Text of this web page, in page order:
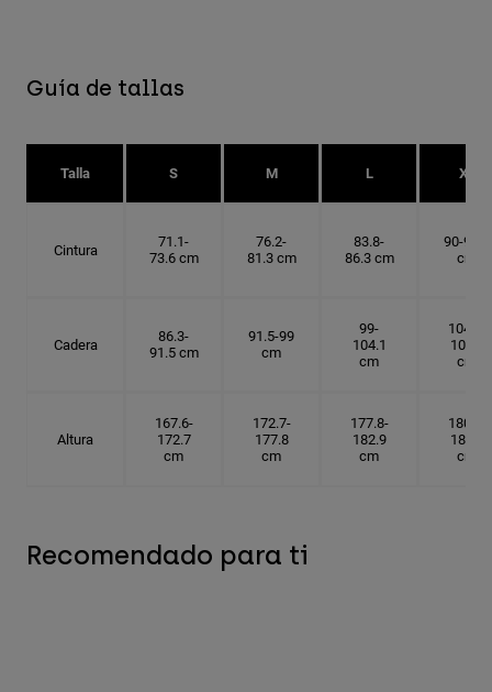
Bolsas y Mochilas
Ver todo
Guía de tallas
Talla S M L XL
Cintura
71.1-
73.6 cm
76.2-
81.3 cm
83.8-
86.3 cm
90-91.4
cm
Cadera
86.3-
91.5 cm
91.5-99
cm
99-
104.1
cm
104.1-
109.2
cm
Altura
167.6-
172.7
cm
172.7-
177.8
cm
177.8-
182.9
cm
180.3-
185.5
cm
Recomendado para ti